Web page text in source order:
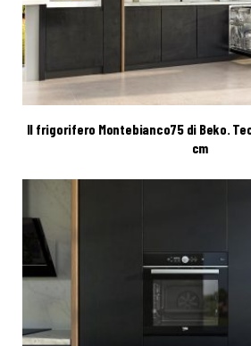
Il frigorifero Montebianco75 di Beko.
cm